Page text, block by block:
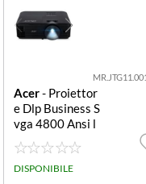
Acer- Proiettor
e Dlp Business S
vga 4800 Ansi l
umen X1128H
DISPONIBILE